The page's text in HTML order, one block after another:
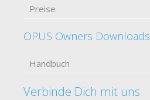
Preise
OPUS Owners Downloads
Handbuch
Verbinde Dich mit uns